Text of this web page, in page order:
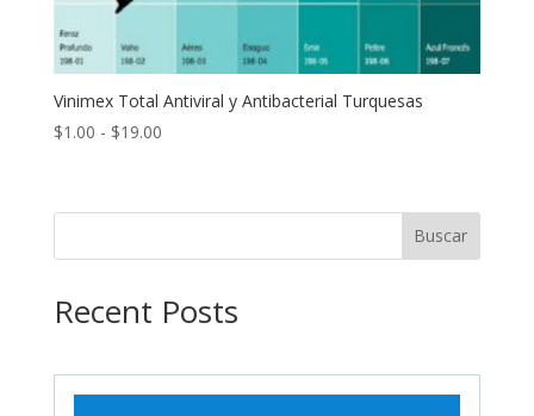
Vinimex Total Antiviral y Antibacterial Turquesas
$1.00 - $19.00Rango
desde
Buscar
Recent Posts